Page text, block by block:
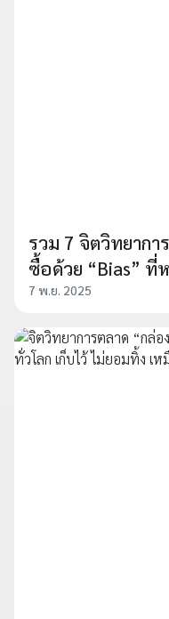
รวม 7 จิตวิทยากา
ซื้อด้วย “Bias” ที่
7 พ.ย. 2025